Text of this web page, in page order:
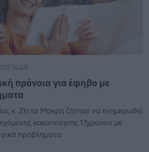
14:43
πρόνοια για έφηβο με
κ. Ζέττα Μακρή ζήτησε να ενημερωθεί
κακοποίησης 17χρονου με
προβλήματα.